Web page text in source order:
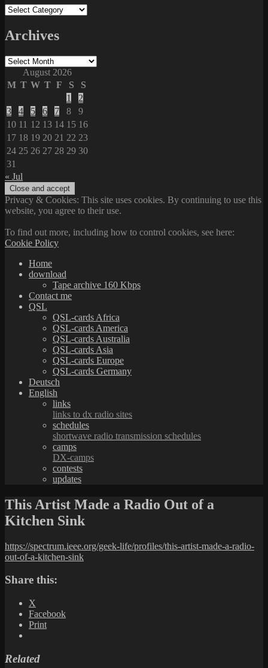
Categories
Archives
Archives
August 2026
M T W T F S
S
1
2
3
4 5 6 7 8
9
10 11 12 13 14 15 16
17 18 19 20 21 22 23
24 25 26 27 28 29 30
31
« Jul
Privacy & Cookies: This site uses cookies. By continuing to use this
website, you agree to their use.
To find out more, including how to control cookies, see here:
Cookie Policy
Home
download
Tape archive 160 Kbps
Contact me
QSL
QSL-cards Africa
QSL-cards America
QSL-cards Australia
QSL-cards Asia
QSL-cards Europe
QSL-cards Germany
Deutsch
English
links
links to dx radio sites
schedules
shortwave radio transmission schedules
camps
DX-camps
contests
updates
This Artist Made a Radio Out of a
Kitchen Sink
https://spectrum.ieee.org/geek-life/profiles/this-artist-made-a-radio-
out-of-a-kitchen-sink
Share this:
X
Facebook
Print
Related